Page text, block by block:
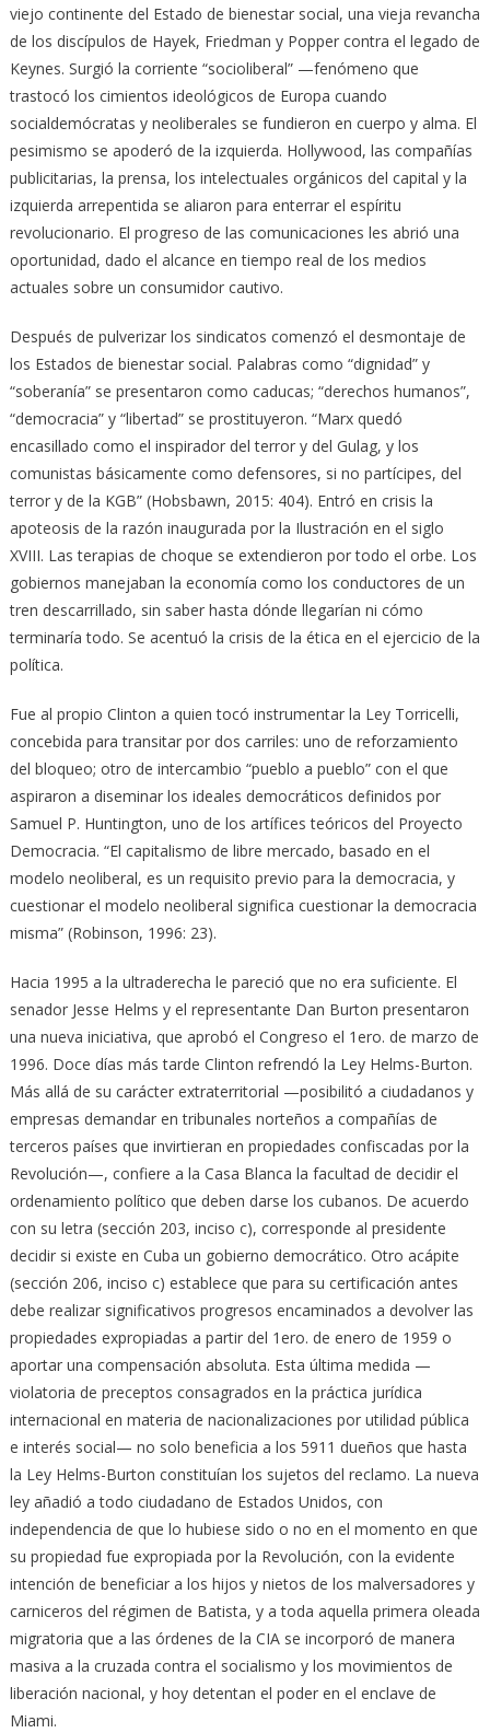
viejo continente del Estado de bienestar social, una vieja revancha
de los discípulos de Hayek, Friedman y Popper contra el legado de
Keynes. Surgió la corriente “socioliberal” —fenómeno que
trastocó los cimientos ideológicos de Europa cuando
socialdemócratas y neoliberales se fundieron en cuerpo y alma. El
pesimismo se apoderó de la izquierda. Hollywood, las compañías
publicitarias, la prensa, los intelectuales orgánicos del capital y la
izquierda arrepentida se aliaron para enterrar el espíritu
revolucionario. El progreso de las comunicaciones les abrió una
oportunidad, dado el alcance en tiempo real de los medios
actuales sobre un consumidor cautivo.
Después de pulverizar los sindicatos comenzó el desmontaje de
los Estados de bienestar social. Palabras como “dignidad” y
“soberanía” se presentaron como caducas; “derechos humanos”,
“democracia” y “libertad” se prostituyeron. “Marx quedó
encasillado como el inspirador del terror y del Gulag, y los
comunistas básicamente como defensores, si no partícipes, del
terror y de la KGB” (Hobsbawn, 2015: 404). Entró en crisis la
apoteosis de la razón inaugurada por la Ilustración en el siglo
XVIII. Las terapias de choque se extendieron por todo el orbe. Los
gobiernos manejaban la economía como los conductores de un
tren descarrillado, sin saber hasta dónde llegarían ni cómo
terminaría todo. Se acentuó la crisis de la ética en el ejercicio de la
política.
Fue al propio Clinton a quien tocó instrumentar la Ley Torricelli,
concebida para transitar por dos carriles: uno de reforzamiento
del bloqueo; otro de intercambio “pueblo a pueblo” con el que
aspiraron a diseminar los ideales democráticos definidos por
Samuel P. Huntington, uno de los artífices teóricos del Proyecto
Democracia. “El capitalismo de libre mercado, basado en el
modelo neoliberal, es un requisito previo para la democracia, y
cuestionar el modelo neoliberal significa cuestionar la democracia
misma” (Robinson, 1996: 23).
Hacia 1995 a la ultraderecha le pareció que no era suficiente. El
senador Jesse Helms y el representante Dan Burton presentaron
una nueva iniciativa, que aprobó el Congreso el 1ero. de marzo de
1996. Doce días más tarde Clinton refrendó la Ley Helms-Burton.
Más allá de su carácter extraterritorial —posibilitó a ciudadanos y
empresas demandar en tribunales norteños a compañías de
terceros países que invirtieran en propiedades confiscadas por la
Revolución—, confiere a la Casa Blanca la facultad de decidir el
ordenamiento político que deben darse los cubanos. De acuerdo
con su letra (sección 203, inciso c), corresponde al presidente
decidir si existe en Cuba un gobierno democrático. Otro acápite
(sección 206, inciso c) establece que para su certificación antes
debe realizar significativos progresos encaminados a devolver las
propiedades expropiadas a partir del 1ero. de enero de 1959 o
aportar una compensación absoluta. Esta última medida —
violatoria de preceptos consagrados en la práctica jurídica
internacional en materia de nacionalizaciones por utilidad pública
e interés social— no solo beneficia a los 5911 dueños que hasta
la Ley Helms-Burton constituían los sujetos del reclamo. La nueva
ley añadió a todo ciudadano de Estados Unidos, con
independencia de que lo hubiese sido o no en el momento en que
su propiedad fue expropiada por la Revolución, con la evidente
intención de beneficiar a los hijos y nietos de los malversadores y
carniceros del régimen de Batista, y a toda aquella primera oleada
migratoria que a las órdenes de la CIA se incorporó de manera
masiva a la cruzada contra el socialismo y los movimientos de
liberación nacional, y hoy detentan el poder en el enclave de
Miami.